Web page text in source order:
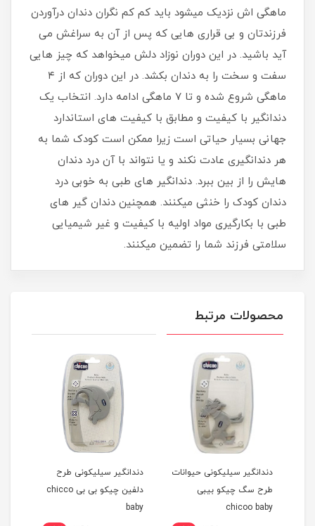
ماهگی اش نزدیک میشود باید کم کم نگران دندان درآوردن
فرزندتان و بی قراری هایی که پس از آن به سراغش می
آید باشید. در این دوران نوزاد دلش میخواهد که چیز هایی
سفت و سخت را به دندان بکشد. در این دوران که از ۴
ماهگی شروع شده و تا ۷ ماهگی ادامه دارد. انتخاب یک
دندانگیر با کیفیت و مطابق با کیفیت های استاندارد
جهانی بسیار حیاتی است زیرا ممکن است کودک شما به
هر دندانگیری عادت نکند و یا نتواند با آن درد دندان
هایش را از بین ببرد. دندانگیر های طبی به خوبی درد
دندان کودک را خنثی میکنند. همچنین دندان گیر های
طبی با بکارگیری مواد اولیه با کیفیت و غیر شیمیایی
سلامتی فرزند شما را تضمین میکنند.
محصولات مرتبط
دندانگیر سیلیکونی حیوانات
طرح سگ چیکو بیبی
chicoo baby
دندانگیر سیلیکونی طرح
دلفین چیکو بی بی chicco
baby